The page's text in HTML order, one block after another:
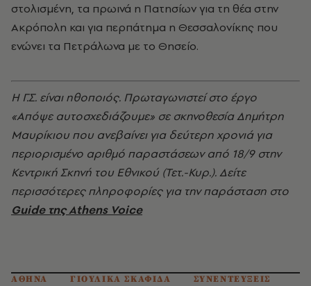
στολισμένη, τα πρωινά η Πατησίων για τη θέα στην
Ακρόπολη και για περπάτημα η Θεσσαλονίκης που
ενώνει τα Πετράλωνα με το Θησείο.
Η Γ.Σ. είναι ηθοποιός. Πρωταγωνιστεί στο έργο
«Απόψε αυτοσχεδιάζουμε» σε σκηνοθεσία Δημήτρη
Μαυρίκιου που ανεβαίνει για δεύτερη χρονιά για
περιορισμένο αριθμό παραστάσεων από 18/9 στην
Κεντρική Σκηνή του Εθνικού (Τετ.-Κυρ.). Δείτε
περισσότερες πληροφορίες για την παράσταση στο
Guide της Athens Voice
ΑΘΗΝΑ ΓΙΟΥΛΙΚΑ ΣΚΑΦΙΔΑ ΣΥΝΕΝΤΕΥΞΕΙΣ